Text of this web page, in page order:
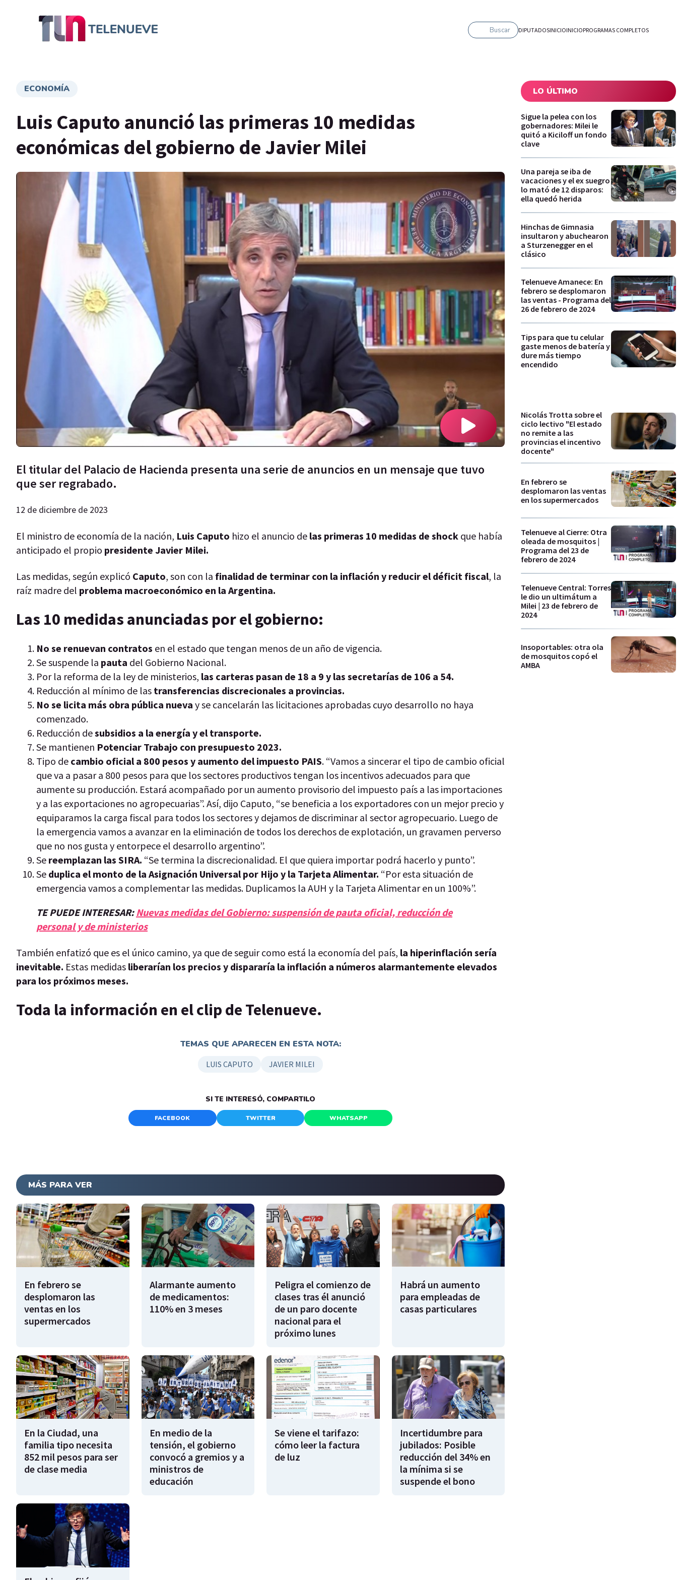
Buscar DIPUTADOSINICIOINICIOPROGRAMAS COMPLETOS
ECONOMÍA
Luis Caputo anunció las primeras 10 medidas
económicas del gobierno de Javier Milei
El titular del Palacio de Hacienda presenta una serie de anuncios en un mensaje que tuvo
que ser regrabado.
12 de diciembre de 2023
El ministro de economía de la nación, Luis Caputo hizo el anuncio de las primeras 10 medidas de shock que había
anticipado el propio presidente Javier Milei.
Las medidas, según explicó Caputo, son con la finalidad de terminar con la inflación y reducir el déficit fiscal, la
raíz madre del problema macroeconómico en la Argentina.
Las 10 medidas anunciadas por el gobierno:
No se renuevan contratos en el estado que tengan menos de un año de vigencia.
Se suspende la pauta del Gobierno Nacional.
Por la reforma de la ley de ministerios, las carteras pasan de 18 a 9 y las secretarías de 106 a 54.
Reducción al mínimo de las transferencias discrecionales a provincias.
No se licita más obra pública nueva y se cancelarán las licitaciones aprobadas cuyo desarrollo no haya
comenzado.
Reducción desubsidios a la energía y el transporte.
Se mantienen Potenciar Trabajo con presupuesto 2023.
Tipo de cambio oficial a 800 pesos y aumento del impuesto PAIS. “Vamos a sincerar el tipo de cambio oficial
que va a pasar a 800 pesos para que los sectores productivos tengan los incentivos adecuados para que
aumente su producción. Estará acompañado por un aumento provisorio del impuesto país a las importaciones
y a las exportaciones no agropecuarias”. Así, dijo Caputo, “se beneficia a los exportadores con un mejor precio y
equiparamos la carga fiscal para todos los sectores y dejamos de discriminar al sector agropecuario. Luego de
la emergencia vamos a avanzar en la eliminación de todos los derechos de explotación, un gravamen perverso
que no nos gusta y entorpece el desarrollo argentino”.
Se reemplazan las SIRA. “Se termina la discrecionalidad. El que quiera importar podrá hacerlo y punto”.
Se duplica el monto de la Asignación Universal por Hijo y la Tarjeta Alimentar. “Por esta situación de
emergencia vamos a complementar las medidas. Duplicamos la AUH y la Tarjeta Alimentar en un 100%”.
TE PUEDE INTERESAR: Nuevas medidas del Gobierno: suspensión de pauta oficial, reducción de
personal y de ministerios
También enfatizó que es el único camino, ya que de seguir como está la economía del país, la hiperinflación sería
inevitable. Estas medidas liberarían los precios y dispararía la inflación a números alarmantemente elevados
para los próximos meses.
Toda la información en el clip de Telenueve.
TEMAS QUE APARECEN EN ESTA NOTA:
LUIS CAPUTO JAVIER MILEI
SI TE INTERESÓ, COMPARTILO
FACEBOOK TWITTER WHATSAPP
MÁS PARA VER
En febrero se
desplomaron las
ventas en los
supermercados
Alarmante aumento
de medicamentos:
110% en 3 meses
Peligra el comienzo de
clases tras él anunció
de un paro docente
nacional para el
próximo lunes
Habrá un aumento
para empleadas de
casas particulares
En la Ciudad, una
familia tipo necesita
852 mil pesos para ser
de clase media
En medio de la
tensión, el gobierno
convocó a gremios y a
ministros de
educación
Se viene el tarifazo:
cómo leer la factura
de luz
Incertidumbre para
jubilados: Posible
reducción del 34% en
la mínima si se
suspende el bono
LO ÚLTIMO
Sigue la pelea con los
gobernadores: Milei le
quitó a Kiciloff un fondo
clave
Una pareja se iba de
vacaciones y el ex suegro
lo mató de 12 disparos:
ella quedó herida
Hinchas de Gimnasia
insultaron y abuchearon
a Sturzenegger en el
clásico
Telenueve Amanece: En
febrero se desplomaron
las ventas - Programa del
26 de febrero de 2024
Tips para que tu celular
gaste menos de batería y
dure más tiempo
encendido
Nicolás Trotta sobre el
ciclo lectivo "El estado
no remite a las
provincias el incentivo
docente"
En febrero se
desplomaron las ventas
en los supermercados
Telenueve al Cierre: Otra
oleada de mosquitos |
Programa del 23 de
febrero de 2024
Telenueve Central: Torres
le dio un ultimátum a
Milei | 23 de febrero de
2024
Insoportables: otra ola
de mosquitos copó el
AMBA